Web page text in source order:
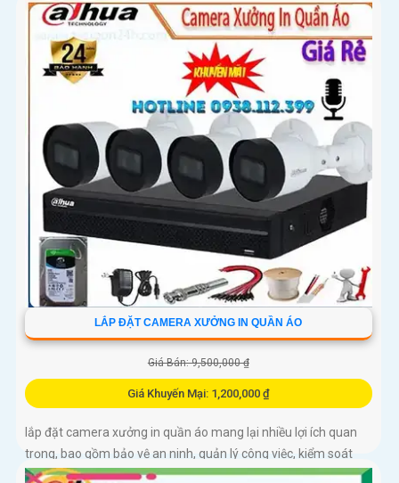
LẮP ĐẶT CAMERA XƯỞNG IN QUẦN ÁO
Giá Bán: 9,500,000 ₫
Giá Khuyến Mại: 1,200,000 ₫
lắp đặt camera xưởng in quần áo mang lại nhiều lợi ích quan
trọng, bao gồm bảo vệ an ninh, quản lý công việc, kiểm soát
chất lượng sản phẩm, bảo vệ nhân viên. Điều này giúp cải...